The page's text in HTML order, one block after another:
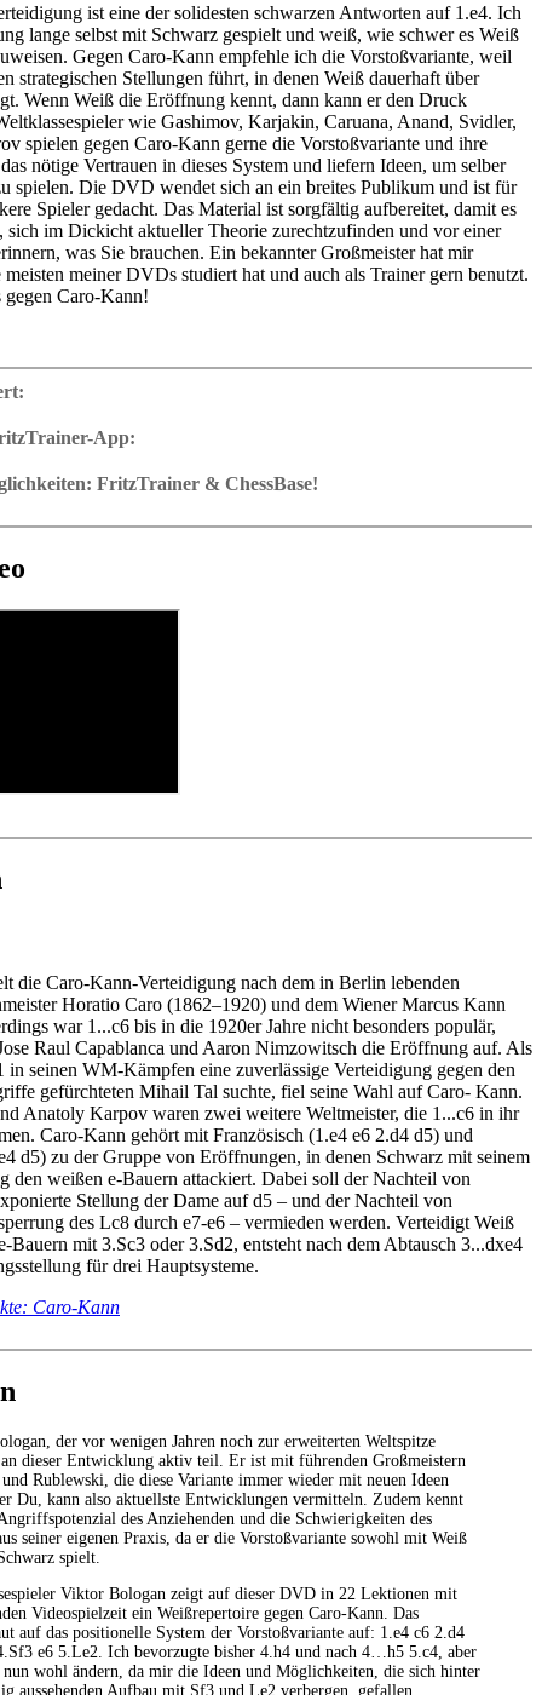
ist eine der solidesten schwarzen Antworten auf 1.e4. Ich
lange selbst mit Schwarz gespielt und weiß, wie schwer es Weiß
Gegen Caro-Kann empfehle ich die Vorstoßvariante, weil
strategischen Stellungen führt, in denen Weiß dauerhaft über
Wenn Weiß die Eröffnung kennt, dann kann er den Druck
wie Gashimov, Karjakin, Caruana, Anand, Svidler,
spielen gegen Caro-Kann gerne die Vorstoßvariante und ihre
nötige Vertrauen in dieses System und liefern Ideen, um selber
spielen. Die DVD wendet sich an ein breites Publikum und ist für
Spieler gedacht. Das Material ist sorgfältig aufbereitet, damit es
sich im Dickicht aktueller Theorie zurechtzufinden und vor einer
was Sie brauchen. Ein bekannter Großmeister hat mir
meisten meiner DVDs studiert hat und auch als Trainer gern benutzt.
Caro-Kann!
mit mehr als 50 Musterspartien
für Windows
ca. 4-8 Std. Laufzeit
oder in ChessBase)
der Anwender muß die Lösung eingeben. Mit
App:
in Fritztrainer-App oder integriert im ChessBase-Programm mit
kann jederzeit dazugeschaltet
eigenen Varianten, Engineanalyse und Speicherung
FritzTrainer & ChessBase!
in Eröffnungsreferenz mit Partienreferenz, Partien
die Caro-Kann-Verteidigung nach dem in Berlin lebenden
Horatio Caro (1862–1920) und dem Wiener Marcus Kann
war 1...c6 bis in die 1920er Jahre nicht besonders populär,
Raul Capablanca und Aaron Nimzowitsch die Eröffnung auf. Als
seinen WM-Kämpfen eine zuverlässige Verteidigung gegen den
gefürchteten Mihail Tal suchte, fiel seine Wahl auf Caro- Kann.
Anatoly Karpov waren zwei weitere Weltmeister, die 1...c6 in ihr
Caro-Kann gehört mit Französisch (1.e4 e6 2.d4 d5) und
d5) zu der Gruppe von Eröffnungen, in denen Schwarz mit seinem
den weißen e-Bauern attackiert. Dabei soll der Nachteil von
Stellung der Dame auf d5 – und der Nachteil von
des Lc8 durch e7-e6 – vermieden werden. Verteidigt Weiß
Bauern mit 3.Sc3 oder 3.Sd2, entsteht nach dem Abtausch 3...dxe4
für drei Hauptsysteme.
Caro-Kann
der vor wenigen Jahren noch zur erweiterten Weltspitze
dieser Entwicklung aktiv teil. Er ist mit führenden Großmeistern
Rublewski, die diese Variante immer wieder mit neuen Ideen
Du, kann also aktuellste Entwicklungen vermitteln. Zudem kennt
des Anziehenden und die Schwierigkeiten des
seiner eigenen Praxis, da er die Vorstoßvariante sowohl mit Weiß
spielt.
Viktor Bologan zeigt auf dieser DVD in 22 Lektionen mit
Videospielzeit ein Weißrepertoire gegen Caro-Kann. Das
auf das positionelle System der Vorstoßvariante auf: 1.e4 c6 2.d4
e6 5.Le2. Ich bevorzugte bisher 4.h4 und nach 4…h5 5.c4, aber
wohl ändern, da mir die Ideen und Möglichkeiten, die sich hinter
aussehenden Aufbau mit Sf3 und Le2 verbergen, gefallen.